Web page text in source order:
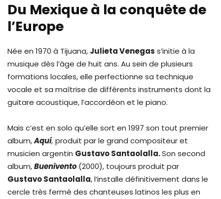
Du Mexique à la conquête de
l’Europe
Née en 1970 à Tijuana, Julieta Venegas s’initie à la
musique dès l’âge de huit ans. Au sein de plusieurs
formations locales, elle perfectionne sa technique
vocale et sa maîtrise de différents instruments dont la
guitare acoustique, l’accordéon et le piano.
Mais c’est en solo qu’elle sort en 1997 son tout premier
album,Aquí, produit par le grand compositeur et
musicien argentin Gustavo Santaolalla.Son second
album,Buenivento(2000), toujours produit par
Gustavo Santaolalla, l’installe définitivement dans le
cercle très fermé des chanteuses latinos les plus en